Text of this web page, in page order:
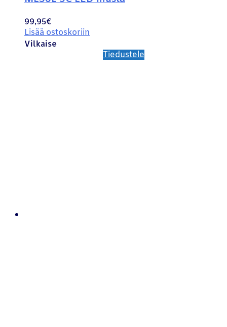
99,95€
Lisää ostoskoriin
Vilkaise
Tiedustele